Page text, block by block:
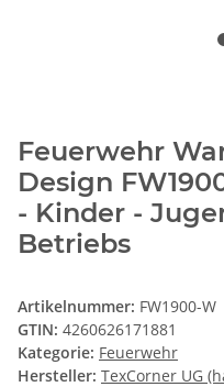
Feuerwehr
Design
- Kinder -
Betriebs
Artikelnummer: FW1900-W
GTIN: 4260626171881
Kategorie: Feuerwehr
Hersteller: TexCorner UG